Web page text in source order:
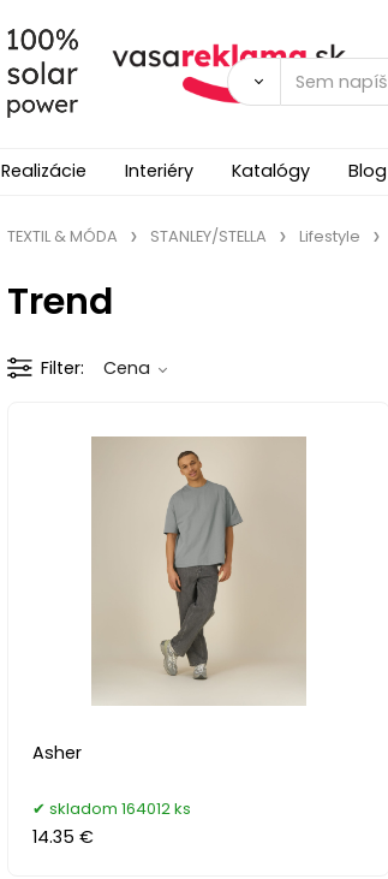
Realizácie Interiéry Katalógy Blog
TEXTIL & MÓDA STANLEY/STELLA Lifestyle
Trend
Filter Cena
Asher
skladom 164012 ks
14.35 €